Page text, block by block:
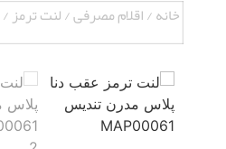
خانه/اقلام مصرفی/لنت ترمز/